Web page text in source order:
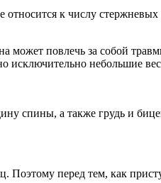
к числу стержневых
может повлечь за собой
исключительно небольшие
спины, а также грудь и
перед тем, как